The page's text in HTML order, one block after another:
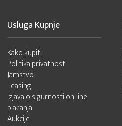
Usluga Kupnje
Kako kupiti
Politika privatnosti
Jamstvo
Leasing
Izjava o sigurnosti on-line
plaćanja
Aukcije